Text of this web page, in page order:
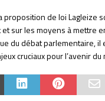
proposition de loi
et sur les moyens à
du débat parlementaire,
cruciaux pour l’avenir